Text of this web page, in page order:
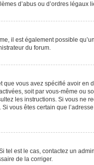
d’abus ou d’ordres légaux
il est également possible
du forum.
vous avez spécifié avoir en
soit par vous-même ou
les instructions. Si vous ne
vous êtes certain que
tel est le cas, contactez un
de la corriger.